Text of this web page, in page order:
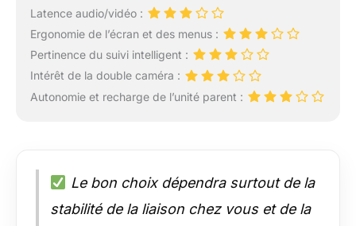
Latence audio/vidéo :
Ergonomie de l’écran et des menus :
Pertinence du suivi intelligent :
Intérêt de la double caméra :
Autonomie et recharge de l’unité parent :
Le bon choix dépendra surtout de la
stabilité de la liaison chez vous et de la